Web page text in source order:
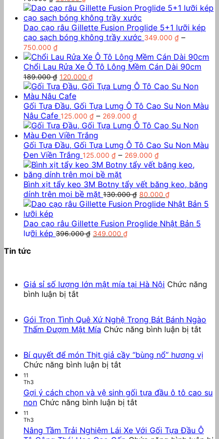
Tìm
kiếm:
0₫
Chưa có sản phẩm trong giỏ hàng.
Quay trở lại cửa hàng
Tìm
kiếm:
Giỏ hàng
Chưa có sản phẩm trong giỏ hàng.
gốc
là:
75.000 ₫.
hiện
tại
là:
65.000 ₫.
Dao cạo râu Gillette Fusion Proglide 5+1 lưỡi kép
cạo sạch bóng không trầy xước 349.000 ₫ –
750.000 ₫Khoảng
giá:
từ
349.000 ₫
đến
750.000 ₫
Chổi Lau Rửa Xe Ô Tô Lông Mềm Cán Dài 90cm
189.000₫ Giá
gốc
là:
189.000 ₫.
120.000 ₫Giá
hiện
là:
120.000 ₫.
Gối Tựa Đầu, Gối Tựa Lưng Ô Tô Cao Su Non Màu
Nâu Cafe 125.000 ₫ – 269.000 ₫Khoảng
giá:
125.000 ₫
đến
269.000 ₫
Gối Tựa Đầu, Gối Tựa Lưng Ô Tô Cao Su Non Màu
Đen Viền Trắng 125.000 ₫ – 269.000 ₫Khoảng
giá:
125.000 ₫
đến
269.000 ₫
Bình xịt tẩy keo 3M Botny tẩy vết băng keo, băng
dính trên mọi bề mặt 130.000₫ Giá
gốc
130.000 ₫.
80.000 ₫Giá
hiện
là:
Dao cạo râu Gillette Fusion Proglide Nhật Bản 5
lưỡi kép 396.000₫ Giá
349.000 ₫Giá
Tin tức
Giá sỉ số lượng lớn mật mía tại Hà Nội Chức năng
bình luận bị tắt
số
lượng
mật
mía
Nội
Gói Trọn Tình Quê Xứ Nghệ Trong Bát Bánh Ngào
Thấm Đượm Mật Mía Chức năng bình luận bị tắt
Tình
Bí quyết để món Thịt giả cầy “bùng nổ” hương vị
Chức năng bình luận bị tắt
để
món
cầy
11
Th3
Gợi ý cách chọn và vệ sinh gối tựa đầu ô tô cao su
non Chức năng bình luận bị tắt
cách
11
Th3
Nâng Tầm Trải Nghiệm Lái Xe Với Gối Tựa Đầu Ô